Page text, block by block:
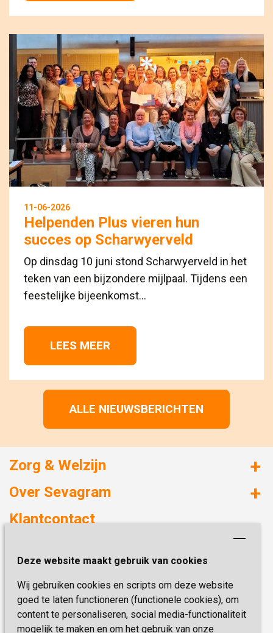
Deze website maakt gebruik van cookies
Wij gebruiken cookies en scripts om deze website
goed te laten functioneren (functionele cookies), om
content te personaliseren, social media-functionaliteit
mogelijk te maken en om het gebruik van onze
11-06-2026
Helpenden Plus vieren hun
succes op Scharwyerveld
Op dinsdag 10 juni stond Scharwyerveld in het
teken van een bijzondere mijlpaal. Tijdens een
feestelijke bijeenkomst...
LEES MEER
ALLE NIEUWSBERICHTEN
Zorg & Welzijn
Huizen met zorg
Onze specialiteiten
Over Sevagram
Duurzaamheid
Kwaliteit & Klantbeleving
Missie & Visie
Vastgoed
Klantcontact
6419 PB Heerlen
Telefoon:0900 777 4 777
E-mail:zorgbemiddeling@sevagram.nl